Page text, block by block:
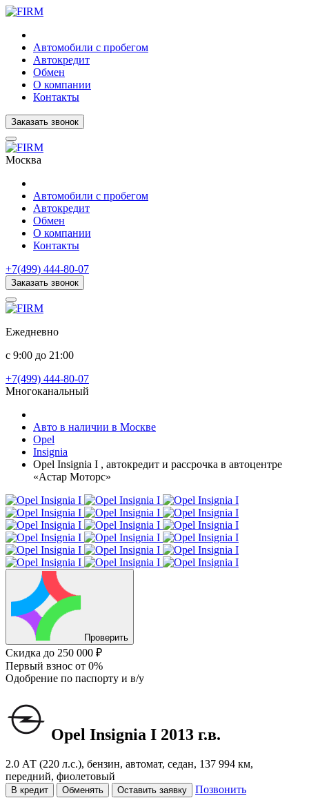
Автомобили с пробегом
Автокредит
Обмен
О компании
Контакты
Заказать звонок
Москва
Автомобили с пробегом
Автокредит
Обмен
О компании
Контакты
+7(499) 444-80-07
Заказать звонок
Ежедневно
с 9:00 до 21:00
+7(499) 444-80-07
Многоканальный
Авто в наличии в Москве
Opel
Insignia
Opel Insignia I , автокредит и рассрочка в автоцентре
«Астар Моторс»
Проверить
Скидка до 250 000 ₽
Первый взнос от 0%
Одобрение по паспорту и в/у
Opel Insignia I 2013 г.в.
2.0 АТ (220 л.с.), бензин, автомат, седан, 137 994 км,
передний, фиолетовый
В кредит Обменять Оставить заявку
Позвонить